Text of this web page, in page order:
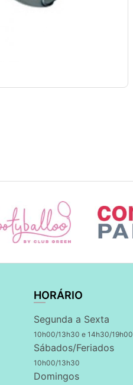
HORÁRIO
Segunda a Sexta
10h00/13h30 e 14h30/19h00
Sábados/Feriados
10h00/13h30
Domingos